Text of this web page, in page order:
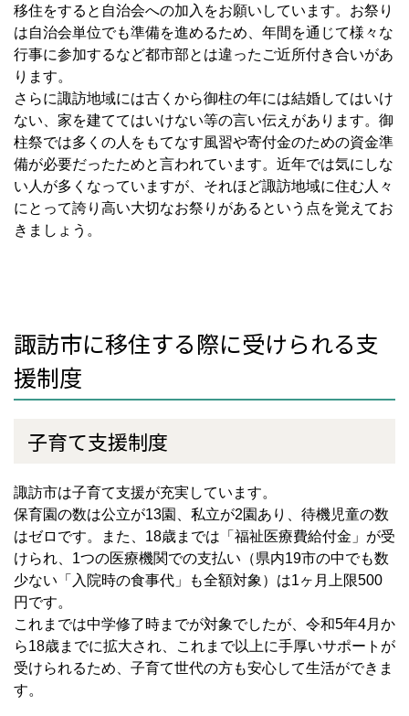
移住をすると自治会への加入をお願いしています。お祭り
は自治会単位でも準備を進めるため、年間を通じて様々な
行事に参加するなど都市部とは違ったご近所付き合いがあ
ります。
さらに諏訪地域には古くから御柱の年には結婚してはいけ
ない、家を建ててはいけない等の言い伝えがあります。御
柱祭では多くの人をもてなす風習や寄付金のための資金準
備が必要だったためと言われています。近年では気にしな
い人が多くなっていますが、それほど諏訪地域に住む人々
にとって誇り高い大切なお祭りがあるという点を覚えてお
きましょう。
諏訪市に移住する際に受けられる支
援制度
子育て支援制度
諏訪市は子育て支援が充実しています。
保育園の数は公立が13園、私立が2園あり、待機児童の数
はゼロです。また、18歳までは「福祉医療費給付金」が受
けられ、1つの医療機関での支払い（県内19市の中でも数
少ない「入院時の食事代」も全額対象）は1ヶ月上限500
円です。
これまでは中学修了時までが対象でしたが、令和5年4月か
ら18歳までに拡大され、これまで以上に手厚いサポートが
受けられるため、子育て世代の方も安心して生活ができま
す。